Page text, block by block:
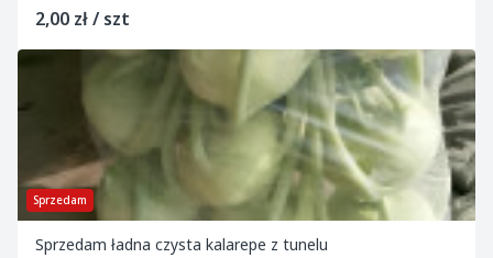
2,00 zł / szt
Sprzedam
Sprzedam ładna czysta kalarepe z tunelu